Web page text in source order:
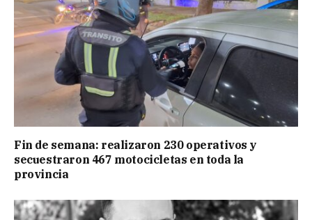
Fin de semana: realizaron 230 operativos y
secuestraron 467 motocicletas en toda la
provincia